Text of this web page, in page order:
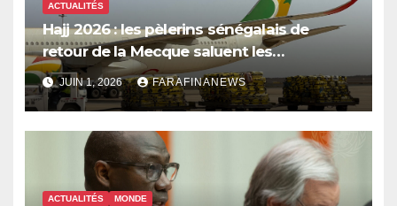
ACTUALITÉS
Hajj 2026 : les pèlerins sénégalais de
retour de la Mecque saluent les
innovations d’Air Sénégal SA
JUIN 1, 2026 FARAFINANEWS
ACTUALITÉS MONDE